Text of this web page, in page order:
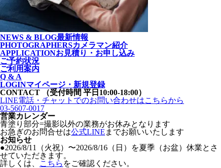
NEWS & BLOG最新情報
PHOTOGRAPHERSカメラマン紹介
APPLICATIONお見積り・お申し込み
ご予約状況
ご利用案内
Q & A
LOGINマイページ・新規登録
CONTACT
（受付時間 平日10:00-18:00）
LINE電話・チャットでのお問い合わせはこちらから
03-5607-0017
営業カレンダー
青塗り 部分=撮影以外の業務がお休みとなります
お急ぎのお問合せは公式LINE までお願いいたします
お知らせ
●2026/8/11（火祝）〜2026/8/16（日）を夏季（お盆）休業とさ
せていただきます。
詳しくは、
こちら をご確認ください。